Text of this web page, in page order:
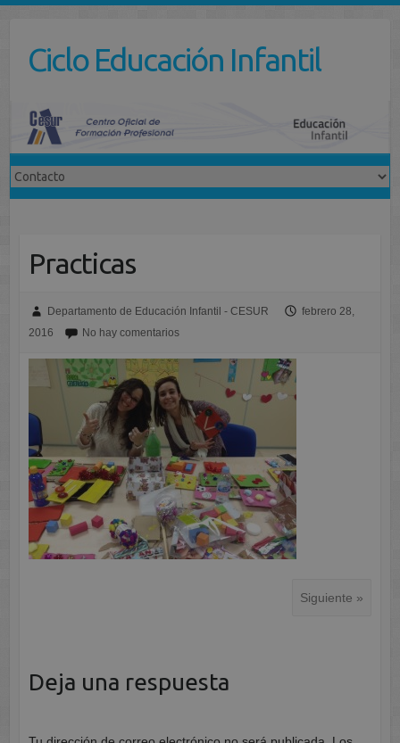
contenidoCiclo Educación Infantil
Practicas
Departamento de Educación Infantil - CESUR
febrero 28,
2016
No hay comentarios
Siguiente »
Deja una respuesta